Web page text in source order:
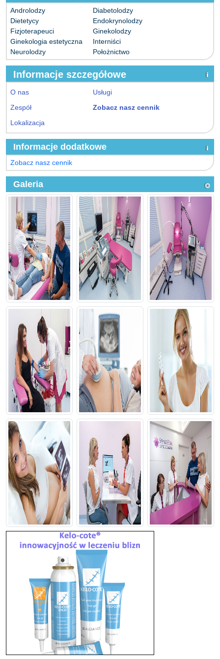
Androlodzy
Diabetolodzy
Dietetycy
Endokrynolodzy
Fizjoterapeuci
Ginekolodzy
Ginekologia estetyczna
Interniści
Neurolodzy
Położnictwo
Informacje szczegółowe
O nas
Usługi
Zespół
Zobacz nasz cennik
Lokalizacja
Informacje dodatkowe
Zobacz nasz cennik
Galeria